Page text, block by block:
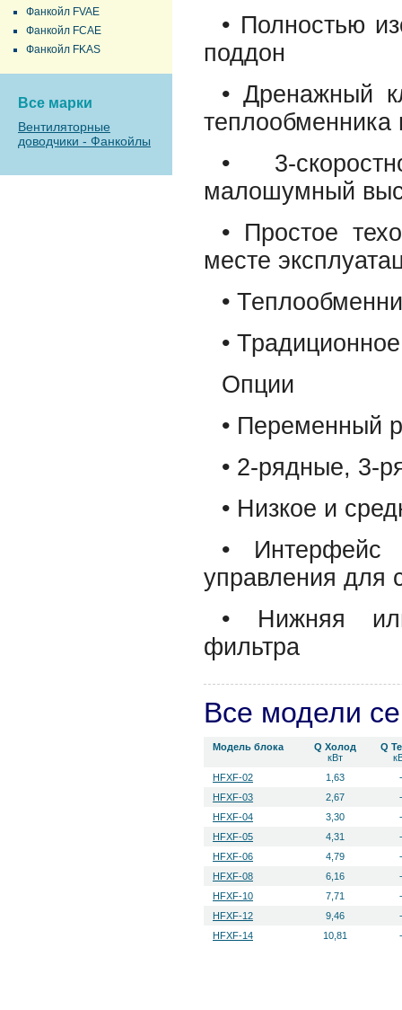
Фанкойл FVAE
Фанкойл FCAE
Фанкойл FKAS
Все марки
Вентиляторные
доводчики - Фанкойлы
• Полностью
поддон
• Дренажный
• 3-
малошумный
• Простое
месте
•
•
Опции
• Переменный
• 2-рядные, 3-
• Низкое и
• Интерфейс
управления для
• Нижняя
фильтра
Все модели
Модель блока
Q Холод
кВт
Q
HFXF-02
1,63
-
HFXF-03
2,67
-
HFXF-04
3,30
-
HFXF-05
4,31
-
HFXF-06
4,79
-
HFXF-08
6,16
-
HFXF-10
7,71
-
HFXF-12
9,46
-
HFXF-14
10,81 -